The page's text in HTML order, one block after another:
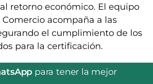
retorno económico. El equipo
acompaña a las
el cumplimiento de los
para la certificación.
para tener la mejor